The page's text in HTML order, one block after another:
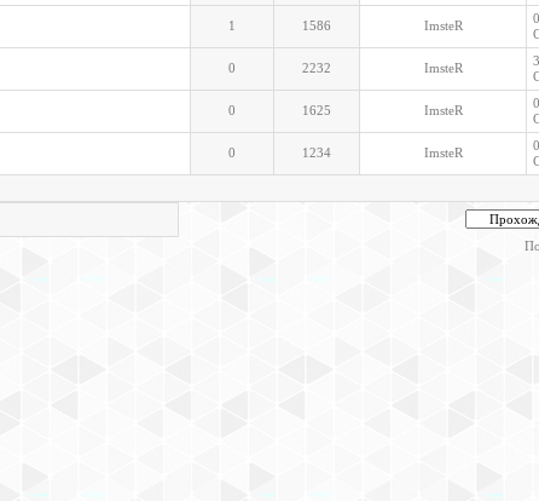
1 1586 ImsteR
0 2232 ImsteR
0 1625 ImsteR
0 1234 ImsteR